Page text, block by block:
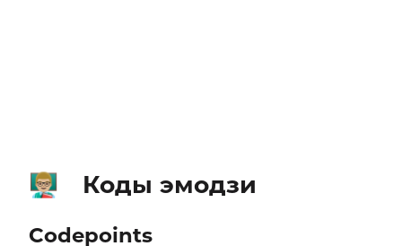
👨🏼‍🏫 Коды эмодзи
Codepoints